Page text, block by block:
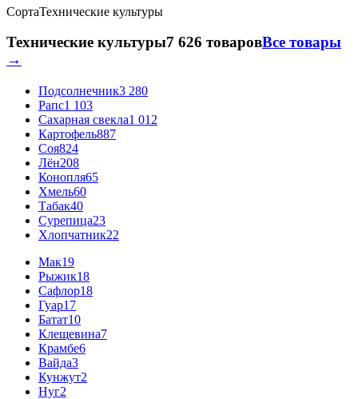
СортаТехнические культуры
Технические культуры7 626 товаровВсе товары
→
Подсолнечник3 280
Рапс1 103
Сахарная свекла1 012
Картофель887
Соя824
Лён208
Конопля65
Хмель60
Табак40
Сурепица23
Хлопчатник22
Мак19
Рыжик18
Сафлор18
Гуар17
Батат10
Клещевина7
Крамбе6
Вайда3
Кунжут2
Нуг2